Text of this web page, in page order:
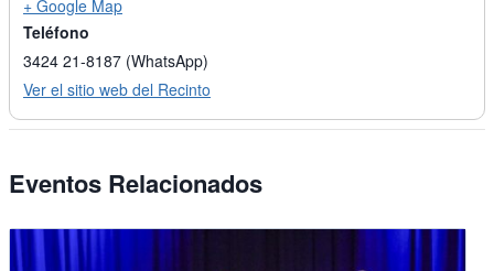
+ Google Map
Teléfono
3424 21-8187 (WhatsApp)
Ver el sitio web del Recinto
Eventos Relacionados